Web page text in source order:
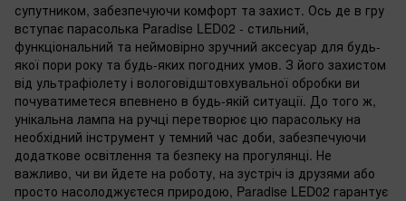
супутником, забезпечуючи комфорт та захист. Ось де в гру
вступає парасолька Paradise LED02 - стильний,
функціональний та неймовірно зручний аксесуар для будь-
якої пори року та будь-яких погодних умов. З його захистом
від ультрафіолету і вологовідштовхувальної обробки ви
почуватиметеся впевнено в будь-якій ситуації. До того ж,
унікальна лампа на ручці перетворює цю парасольку на
необхідний інструмент у темний час доби, забезпечуючи
додаткове освітлення та безпеку на прогулянці. Не
важливо, чи ви йдете на роботу, на зустріч із друзями або
просто насолоджуєтеся природою, Paradise LED02 гарантує